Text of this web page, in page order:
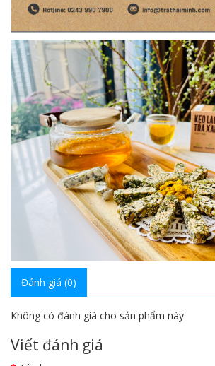
Đánh giá (0)
Không có đánh giá cho sản phẩm này.
Viết đánh giá